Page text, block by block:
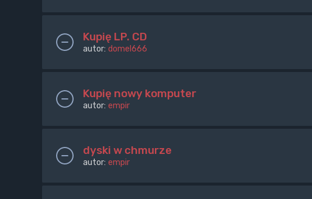
Kupię LP. CD
autor: domel666
Kupię nowy komputer
autor: empir
dyski w chmurze
autor: empir